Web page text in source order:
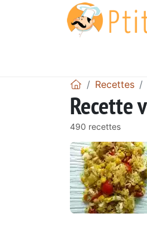
Recettes
Recette
490 recettes